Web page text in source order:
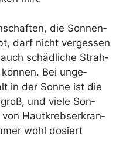
die Son­nen­
darf nicht ver­ges­sen
schäd­li­che Strah­
Bei unge­
in der Son­ne ist die
und vie­le Son­
von Haut­krebs­er­kran­
wohl dosiert